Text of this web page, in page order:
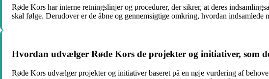
Røde Kors har interne retningslinjer og procedurer, der sikrer, at deres
skal følge. Derudover er de åbne og gennemsigtige omkring, hvordan
Hvordan udvælger Røde Kors de projekter og initiativer, som
Røde Kors udvælger projekter og initiativer baseret på en nøje vurdering af